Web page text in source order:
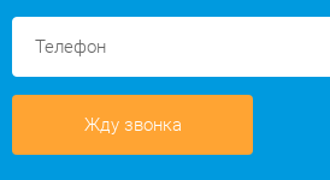
Жду звонка